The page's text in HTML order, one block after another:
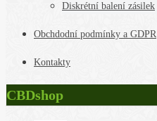
Diskrétní balení zásilek
Obchdodní podmínky a GDPR
Kontakty
CBDshop